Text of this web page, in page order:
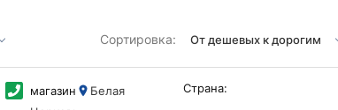
Сортировка:
магазин
Белая
Страна: